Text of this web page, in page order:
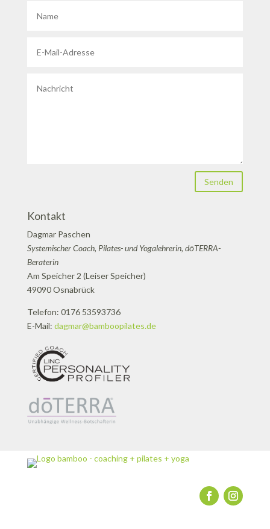
Senden
Kontakt
Dagmar Paschen
Systemischer Coach, Pilates- und Yogalehrerin, dōTERRA-
Beraterin
Am Speicher 2 (Leiser Speicher)
49090 Osnabrück
Telefon: 0176 53593736
E-Mail: dagmar@bamboopilates.de